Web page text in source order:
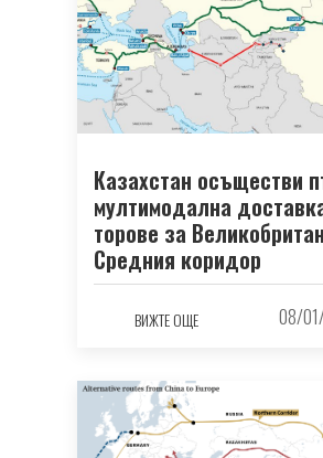
Казахстан осъществи
мултимодална
торове за
Средния коридор
ВИЖТЕ ОЩЕ 08/